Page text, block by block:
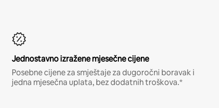
Jednostavno izražene mjesečne cijene
Posebne cijene za smještaje za dugoročni boravak i
jedna mjesečna uplata, bez dodatnih troškova.*